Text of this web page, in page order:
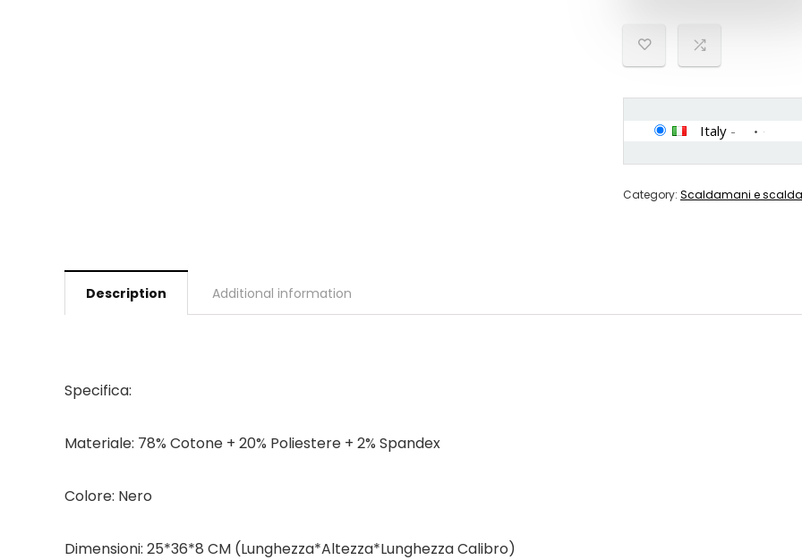
Italy -
Category: Scaldamani e
Description Additional information
Specifica:
Materiale: 78% Cotone + 20% Poliestere + 2% Spandex
Colore: Nero
Dimensioni: 25*36*8 CM (Lunghezza*Altezza*Lunghezza Calibro)